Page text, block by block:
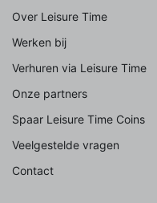
Over Leisure Time
Werken bij
Verhuren via Leisure Time
Onze partners
Spaar Leisure Time Coins
Veelgestelde vragen
Contact